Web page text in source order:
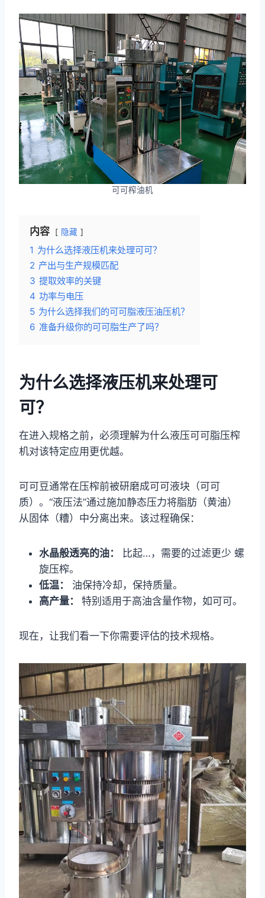
可可榨油机
内容 隐藏
1 为什么选择液压机来处理可可？
2 产出与生产规模匹配
3 提取效率的关键
4 功率与电压
5 为什么选择我们的可可脂液压油压机？
6 准备升级你的可可脂生产了吗？
为什么选择液压机来处理可
可？
在进入规格之前，必须理解为什么液压可可脂压榨
机对该特定应用更优越。
可可豆通常在压榨前被研磨成可可液块（可可
质）。“液压法”通过施加静态压力将脂肪（黄油）
从固体（糟）中分离出来。该过程确保：
水晶般透亮的油： 比起…，需要的过滤更少 螺
旋压榨。
低温：
油保持冷却，保持质量。
高产量： 特别适用于高油含量作物，如可可。
现在，让我们看一下你需要评估的技术规格。